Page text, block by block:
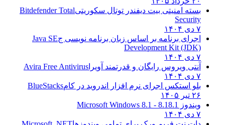
بسته امنیتی بیت دیفندر توتال سکوریتیBitdefender Total
Security
۷ دی ۱۴۰۴
اجرای برنامه بر اساس زبان برنامه نویسی جJava SE
Development Kit (JDK)
۷ دی ۱۴۰۴
آنتی ویروس رایگان و قدرتمند آویرا Avira Free Antivirus
۷ دی ۱۴۰۴
بلو استکس اجرای نرم افزار اندروید در کامBlueStacks
۲۶ تیر ۱۴۰۵
ویندوز 8.1
8.1 - Microsoft Windows 8.1
۷ دی ۱۴۰۴